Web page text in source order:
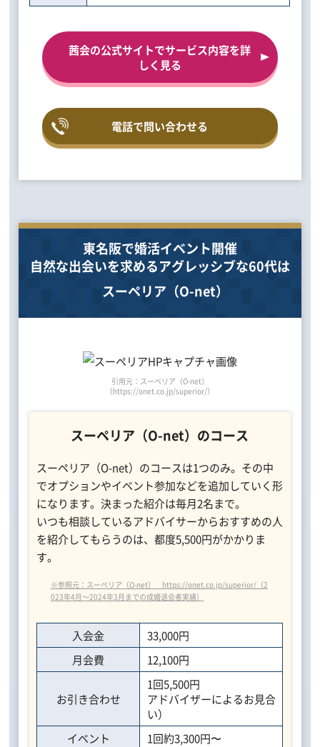
茜会の公式サイトでサービス内容を詳
しく見る
電話で問い合わせる
東名阪で婚活イベント開催
自然な出会いを求めるアグレッシブな60代は
スーペリア（O-net）
引用元：スーペリア（O-net）
（https://onet.co.jp/superior/）
スーペリア（O-net）のコース
スーペリア（O-net）のコースは1つのみ。その中
でオプションやイベント参加などを追加していく形
になります。決まった紹介は毎月2名まで。
いつも相談しているアドバイサーからおすすめの人
を紹介してもらうのは、都度5,500円がかかりま
す。
※参照元：スーペリア（O-net） https://onet.co.jp/superior/（2
023年4月～2024年3月までの成婚退会者実績）
入会金
33,000円
月会費
12,100円
お引き合わせ
1回5,500円
アドバイザーによるお見合
い）
イベント
1回約3,300円〜